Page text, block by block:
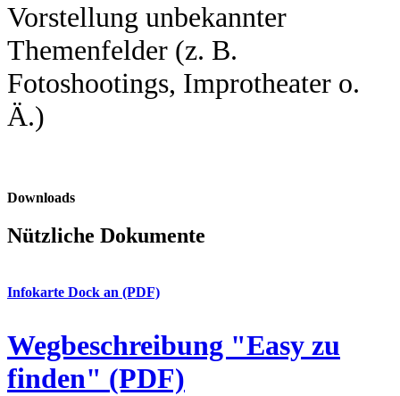
Vorstellung unbekannter
Themenfelder (z. B.
Fotoshootings, Improtheater o.
Ä.)
Downloads
Nützliche Dokumente
Infokarte Dock an (PDF)
Wegbeschreibung "Easy zu
finden" (PDF)